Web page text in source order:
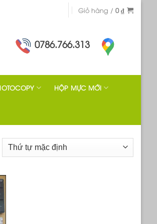
Giỏ hàng /0₫
0786.766.313
HỘP MỰC MỚI